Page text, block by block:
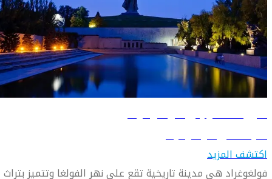
دليل السفر إلى فولغوغراد
تعرّف على فولغوغراد
اكتشف المزيد
فولغوغراد هي مدينة تاريخية تقع على نهر الفولغا وتتميز بتراث